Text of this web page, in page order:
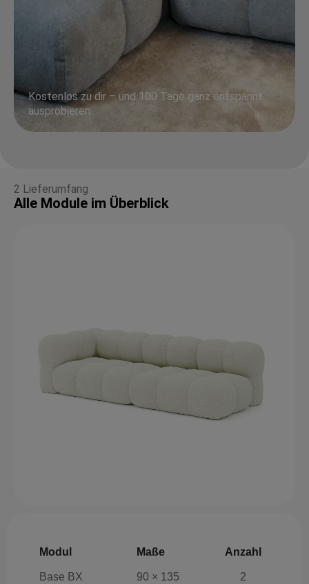
Kostenlos zu dir – und 100 Tage ganz entspannt
ausprobieren.
2 Lieferumfang
Alle Module im Überblick
Modul Maße Anzahl
Base BX 90 × 135 2